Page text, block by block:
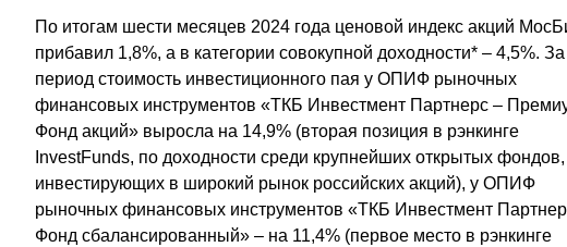
По итогам шести месяцев 2024 года ценовой индекс акций
прибавил 1,8%, а в категории совокупной доходности* – 4,5%. За
период стоимость инвестиционного пая у ОПИФ рыночных
финансовых инструментов «ТКБ Инвестмент Партнерс –
Фонд акций» выросла на 14,9% (вторая позиция в рэнкинге
InvestFunds, по доходности среди крупнейших открытых фондов,
инвестирующих в широкий рынок российских акций), у ОПИФ
рыночных финансовых инструментов «ТКБ Инвестмент
Фонд сбалансированный» – на 11,4% (первое место в рэнкинге